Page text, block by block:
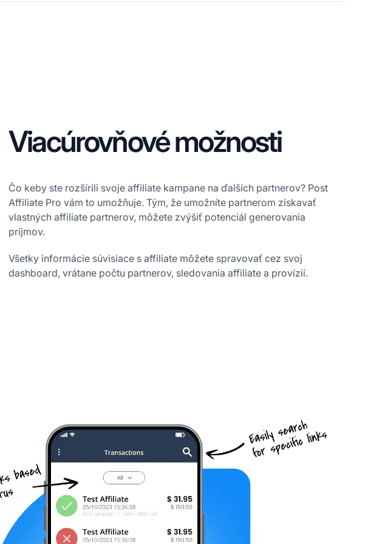
Viacúrovňové možnosti
Čo keby ste rozšírili svoje affiliate kampane na ďalších partnerov? Post
Affiliate Pro vám to umožňuje. Tým, že umožníte partnerom získavať
vlastných affiliate partnerov, môžete zvýšiť potenciál generovania
príjmov.
Všetky informácie súvisiace s affiliate môžete spravovať cez svoj
dashboard, vrátane počtu partnerov, sledovania affiliate a provízií.